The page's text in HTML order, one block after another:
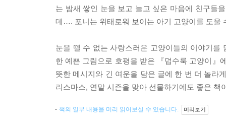
는 밤새 쌓인 눈을 보고 놀고 싶은 마음에 친구들
데…. 포니는 위태로워 보이는 아기 고양이를 도울
눈을 뗄 수 없는 사랑스러운 고양이들의 이야기를
한 예쁜 그림으로 호평을 받은 『덥수룩 고양이』
뜻한 메시지와 긴 여운을 담은 글에 한 번 더 놀라
리스마스, 연말 시즌을 맞아 선물하기에도 좋은 책
책의 일부 내용을 미리 읽어보실 수 있습니다. 미리보기